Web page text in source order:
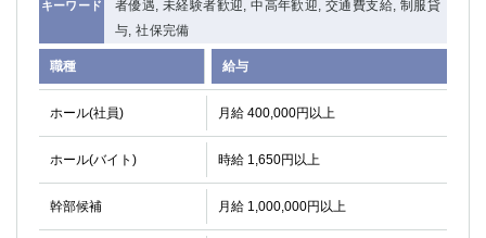
キーワード
者優遇, 未経験者歓迎, 中高年歓迎, 交通費支給, 制服貸
与, 社保完備
職種 給与
ホール(社員) 月給 400,000円以上
ホール(バイト) 時給 1,650円以上
幹部候補 月給 1,000,000円以上
大船
相模原
厚木
横須賀
埼玉県